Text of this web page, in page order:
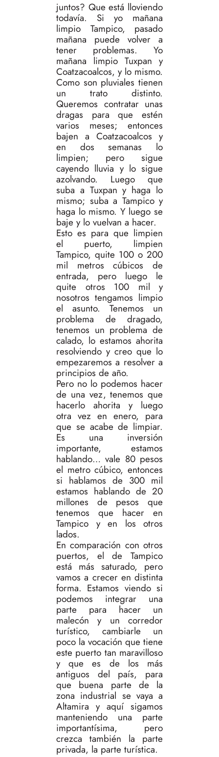
juntos? Que está lloviendo
todavía. Si yo mañana
limpio Tampico, pasado
mañana puede volver a
tener problemas. Yo
mañana limpio Tuxpan y
Coatzacoalcos, y lo mismo.
Como son pluviales tienen
un trato distinto.
Queremos contratar unas
dragas para que estén
varios meses; entonces
bajen a Coatzacoalcos y
en dos semanas lo
limpien; pero sigue
cayendo lluvia y lo sigue
azolvando. Luego que
suba a Tuxpan y haga lo
mismo; suba a Tampico y
haga lo mismo. Y luego se
baje y lo vuelvan a hacer.
Esto es para que limpien
el puerto, limpien
Tampico, quite 100 o 200
mil metros cúbicos de
entrada, pero luego le
quite otros 100 mil y
nosotros tengamos limpio
el asunto. Tenemos un
problema de dragado,
tenemos un problema de
calado, lo estamos ahorita
resolviendo y creo que lo
empezaremos a resolver a
principios de año.
Pero no lo podemos hacer
de una vez, tenemos que
hacerlo ahorita y luego
otra vez en enero, para
que se acabe de limpiar.
Es una inversión
importante, estamos
hablando… vale 80 pesos
el metro cúbico, entonces
si hablamos de 300 mil
estamos hablando de 20
millones de pesos que
tenemos que hacer en
Tampico y en los otros
lados.
En comparación con otros
puertos, el de Tampico
está más saturado, pero
vamos a crecer en distinta
forma. Estamos viendo si
podemos integrar una
parte para hacer un
malecón y un corredor
turístico, cambiarle un
poco la vocación que tiene
este puerto tan maravilloso
y que es de los más
antiguos del país, para
que buena parte de la
zona industrial se vaya a
Altamira y aquí sigamos
manteniendo una parte
importantísima, pero
crezca también la parte
privada, la parte turística.